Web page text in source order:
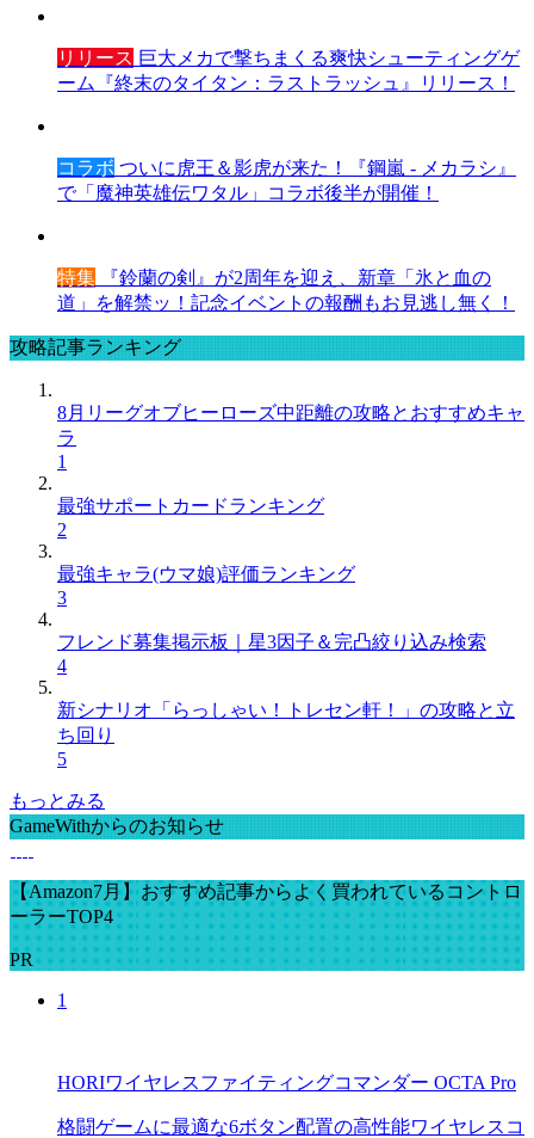
リリース 巨大メカで撃ちまくる爽快シューティングゲ
ーム『終末のタイタン：ラストラッシュ』リリース！
コラボ ついに虎王＆影虎が来た！『鋼嵐 - メカラシ』
で「魔神英雄伝ワタル」コラボ後半が開催！
特集 『鈴蘭の剣』が2周年を迎え、新章「氷と血の
道」を解禁ッ！記念イベントの報酬もお見逃し無く！
攻略記事ランキング
8月リーグオブヒーローズ中距離の攻略とおすすめキャ
ラ
1
最強サポートカードランキング
2
最強キャラ(ウマ娘)評価ランキング
3
フレンド募集掲示板｜星3因子＆完凸絞り込み検索
4
新シナリオ「らっしゃい！トレセン軒！」の攻略と立
ち回り
5
もっとみる
GameWithからのお知らせ
【Amazon7月】おすすめ記事からよく買われているコントロ
ーラーTOP4
PR
1
HORIワイヤレスファイティングコマンダー OCTA Pro
格闘ゲームに最適な6ボタン配置の高性能ワイヤレスコ